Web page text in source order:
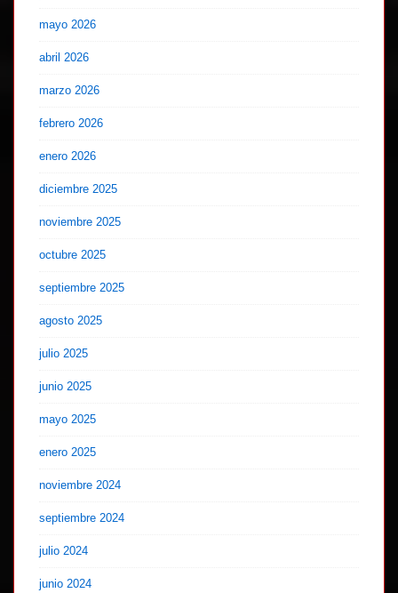
mayo 2026
abril 2026
marzo 2026
febrero 2026
enero 2026
diciembre 2025
noviembre 2025
octubre 2025
septiembre 2025
agosto 2025
julio 2025
junio 2025
mayo 2025
enero 2025
noviembre 2024
septiembre 2024
julio 2024
junio 2024